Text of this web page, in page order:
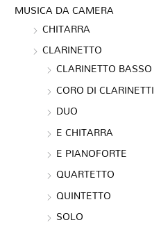
MUSICA DA CAMERA
CHITARRA
CLARINETTO
CLARINETTO BASSO
CORO DI CLARINETTI
DUO
E CHITARRA
E PIANOFORTE
QUARTETTO
QUINTETTO
SOLO